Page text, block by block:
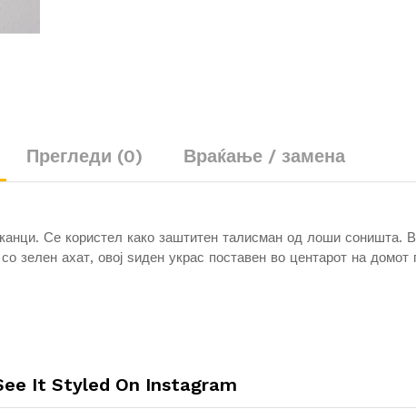
Прегледи (0) Враќање / замена
Се користел како заштитен талисман од лоши соништа.
ахат, овој ѕиден украс поставен во центарот на домот
It Styled On Instagram